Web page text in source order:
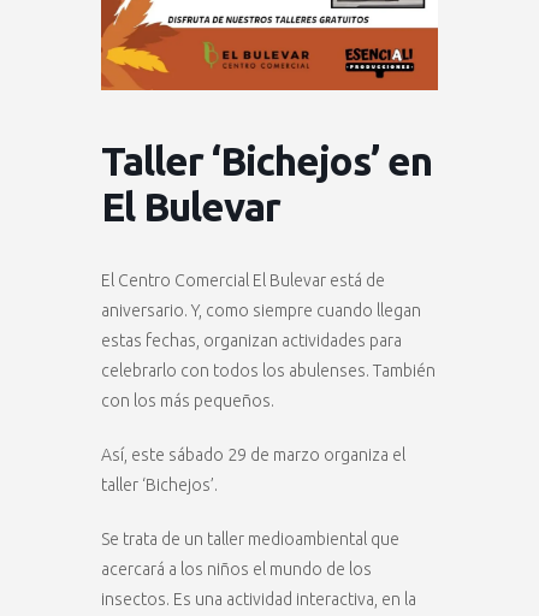
Taller ‘Bichejos’ en
El Bulevar
El Centro Comercial El Bulevar está de
aniversario. Y, como siempre cuando llegan
estas fechas, organizan actividades para
celebrarlo con todos los abulenses. También
con los más pequeños.
Así, este sábado 29 de marzo organiza el
taller ‘Bichejos’.
Se trata de un taller medioambiental que
acercará a los niños el mundo de los
insectos. Es una actividad interactiva, en la